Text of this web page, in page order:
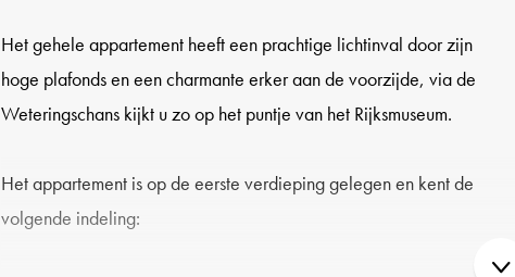
Het gehele appartement heeft een prachtige lichtinval door zijn
hoge plafonds en een charmante erker aan de voorzijde, via de
Weteringschans kijkt u zo op het puntje van het Rijksmuseum.
Het appartement is op de eerste verdieping gelegen en kent de
volgende indeling: